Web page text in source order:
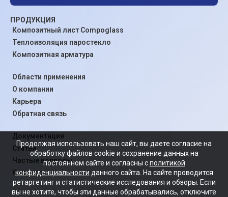
ПРОДУКЦИЯ
Композитный лист Compoglass
Теплоизоляция паростекло
Композитная арматура
Области применения
О компании
Карьера
Обратная связь
Документация
Статьи
Частые вопросы
Контакты
Продолжая использовать наш сайт, вы даете согласие на
обработку файлов cookie и сохранение данных на
постоянном сайте и согласны сполитикой
конфиденциальности данного сайта. На сайте проводится
ретаргетинг и статистические исследования и обзоры. Если
вы не хотите, чтобы эти данные обрабатывались, отключите